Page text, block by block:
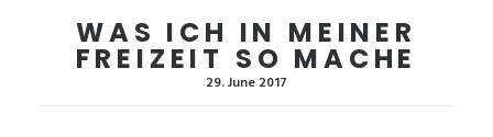
WAS ICH IN MEINER
FREIZEIT SO MACHE
29. June 2017